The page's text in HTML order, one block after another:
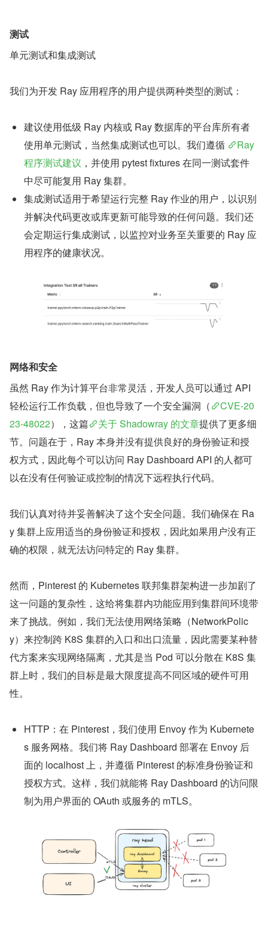
测试
单元测试和集成测试
我们为开发 Ray 应用程序的用户提供两种类型的测试：
建议使用低级 Ray 内核或 Ray 数据库的平台库所有者
使用单元测试，当然集成测试也可以。我们遵循
Ray
程序测试建议 ，并使用 pytest fixtures 在同一测试套件
中尽可能复用 Ray 集群。
集成测试适用于希望运行完整 Ray 作业的用户，以识别
并解决代码更改或库更新可能导致的任何问题。我们还
会定期运行集成测试，以监控对业务至关重要的 Ray 应
用程序的健康状况。
网络和安全
虽然 Ray 作为计算平台非常灵活，开发人员可以通过 API
轻松运行工作负载，但也导致了一个安全漏洞（
CVE-20
23-48022），这篇 关于 Shadowray 的文章提供了更多细
节。问题在于，Ray 本身并没有提供良好的身份验证和授
权方式，因此每个可以访问 Ray Dashboard API 的人都可
以在没有任何验证或控制的情况下远程执行代码。
我们认真对待并妥善解决了这个安全问题。我们确保在 Ra
y 集群上应用适当的身份验证和授权，因此如果用户没有正
确的权限，就无法访问特定的 Ray 集群。
然而，Pinterest 的 Kubernetes 联邦集群架构进一步加剧了
这一问题的复杂性，这给将集群内功能应用到集群间环境带
来了挑战。例如，我们无法使用网络策略（NetworkPolic
y）来控制跨 K8S 集群的入口和出口流量，因此需要某种替
代方案来实现网络隔离，尤其是当 Pod 可以分散在 K8S 集
群上时，我们的目标是最大限度提高不同区域的硬件可用
性。
HTTP：在 Pinterest，我们使用 Envoy 作为 Kubernete
s 服务网格。我们将 Ray Dashboard 部署在 Envoy 后
面的 localhost 上，并遵循 Pinterest 的标准身份验证和
授权方式。这样，我们就能将 Ray Dashboard 的访问限
制为用户界面的 OAuth 或服务的 mTLS。